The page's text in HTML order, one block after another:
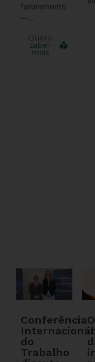
faturamento
—...
Quero
saber
mais
Conferência
Internacional
do
Trabalho